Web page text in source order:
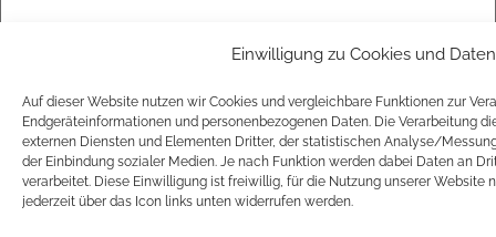
Einwilligung zu Cookies und Daten
Auf dieser Website nutzen wir Cookies und vergleichbare Funktionen zur
Endgeräteinformationen und personenbezogenen Daten. Die Verarbeitung
externen Diensten und Elementen Dritter, der statistischen Analyse/
der Einbindung sozialer Medien. Je nach Funktion werden dabei Daten an
verarbeitet. Diese Einwilligung ist freiwillig, für die Nutzung unserer Website
jederzeit über das Icon links unten widerrufen werden.
E-Mail-Adresse*